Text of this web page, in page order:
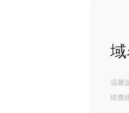
温馨
续费